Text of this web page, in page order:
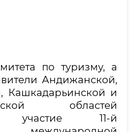
по туризму, а
Андижанской,
Кашкадарьинской и
областей
участие 11-й